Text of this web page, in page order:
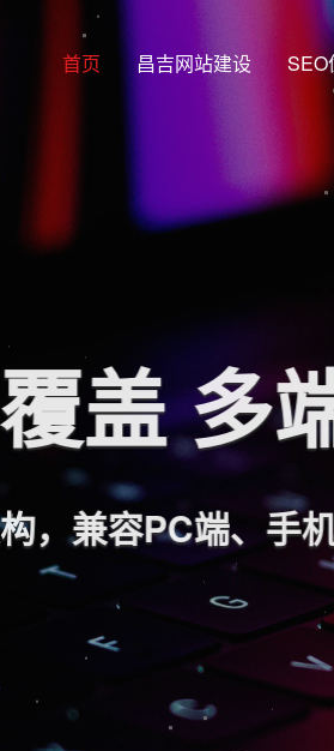
首页 昌吉网站建设 SEO
盖 多
，兼容PC端、手